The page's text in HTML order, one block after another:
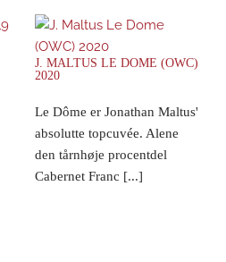
J. MALTUS LE DOME (OWC)
2020
Le Dôme er Jonathan Maltus'
absolutte topcuvée. Alene
den tårnhøje procentdel
Cabernet Franc [...]